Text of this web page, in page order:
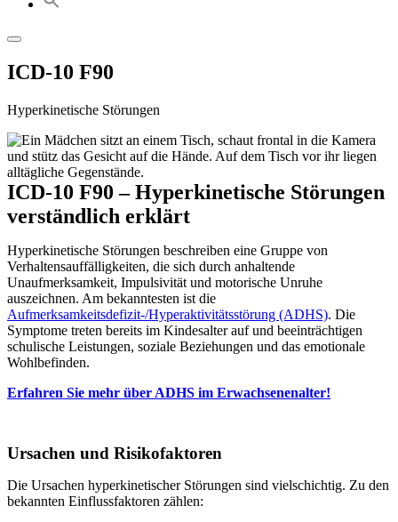
ICD-10 F90
Hyperkinetische Störungen
ICD-10 F90 – Hyperkinetische Störungen
verständlich erklärt
Hyperkinetische Störungen beschreiben eine Gruppe von
Verhaltensauffälligkeiten, die sich durch anhaltende
Unaufmerksamkeit, Impulsivität und motorische Unruhe
auszeichnen. Am bekanntesten ist die
Aufmerksamkeitsdefizit-/Hyperaktivitätsstörung (ADHS). Die
Symptome treten bereits im Kindesalter auf und beeinträchtigen
schulische Leistungen, soziale Beziehungen und das emotionale
Wohlbefinden.
Erfahren Sie mehr über ADHS im Erwachsenenalter!
Ursachen und Risikofaktoren
Die Ursachen hyperkinetischer Störungen sind vielschichtig. Zu den
bekannten Einflussfaktoren zählen: